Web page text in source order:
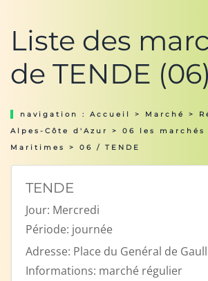
Liste des
de TENDE (06)
navigation : Accueil > Marché >
Alpes-Côte d'Azur
> 06 les marchés
Maritimes
> 06 / TENDE
TENDE
Jour: Mercredi
Période: journée
Adresse: Place du Genéral de
Informations: marché régulier